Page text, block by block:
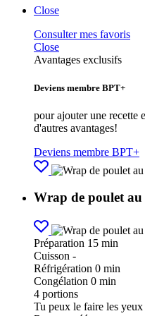
Close
Consulter mes favoris
Close
Avantages exclusifs
Deviens membre BPT+
pour ajouter une recette
d'autres avantages!
Deviens membre BPT+
Wrap de poulet
Préparation 15 min
Cuisson -
Réfrigération 0 min
Congélation 0 min
4 portions
Tu peux le faire les